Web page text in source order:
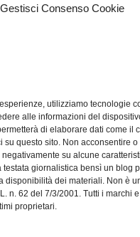
Gestisci Consenso Cookie
utilizziamo tecnologie
alle informazioni del
di elaborare dati come il
questo sito. Non acconsentire o
su alcune
testata giornalistica bensì un blog
disponibilità dei materiali. Non è
n. 62 del 7/3/2001. Tutti i marchi
proprietari.
manutenzioni:
alla scelta
ADMIN